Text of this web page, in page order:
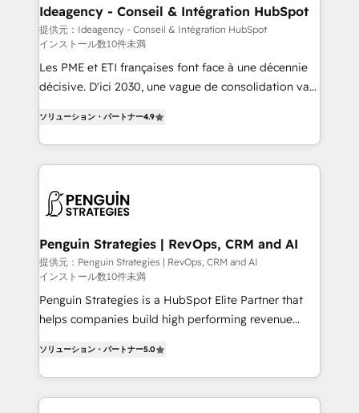
partner and expertise across operational strategy,
business-first process building, system integration,
custom development, and extensibility. When you
work with Aptitude 8, you get a team – not an
individual – with embedded consulting, strategy,
100% US-based, FTE team members. We offer
project-based and managed services engagements
that include new HubSpot implementations,
integration, extensibility, custom development, and
ongoing RevOps support.
Ideagency - Conseil & Intégration HubSpot
提供元：Ideagency - Conseil & Intégration HubSpot
インストール数10件未満
Les PME et ETI françaises font face à une décennie
décisive. D'ici 2030, une vague de consolidation va
entreprises qui auront réussi leur transformation. Le
problème ? 58% des dirigeants savent que l'IA est
vitale pour leur survie. Mais 57% n'ont aucune
données. C'est le paradoxe français : conscience
Augmentée. Ce n'est pas une entreprise qui utilise
l'IA. C'est une organisation qui a réussi la symbiose
entre l'expertise humaine et l'intelligence artificielle.
Pas pour remplacer l'humain, mais pour l'augmenter.
Chez Ideagency, nous accompagnons cette
données unifiées, des processus alignés. Ensuite
l'augmentation : l'IA là où elle crée de la valeur. Et
surtout : l'humain qui reste au centre. Parce que la
ソリューション・パートナー4.9
Penguin Strategies | RevOps, CRM and AI
提供元：Penguin Strategies | RevOps, CRM and AI
インストール数10件未満
Penguin Strategies is a HubSpot Elite Partner that
helps companies build high performing revenue
system environments and global SaaS or
manufacturing teams. Trusted by leading enterprises
and fast growing scale ups including Sony, Rapyd,
ソリューション・パートナー5.0